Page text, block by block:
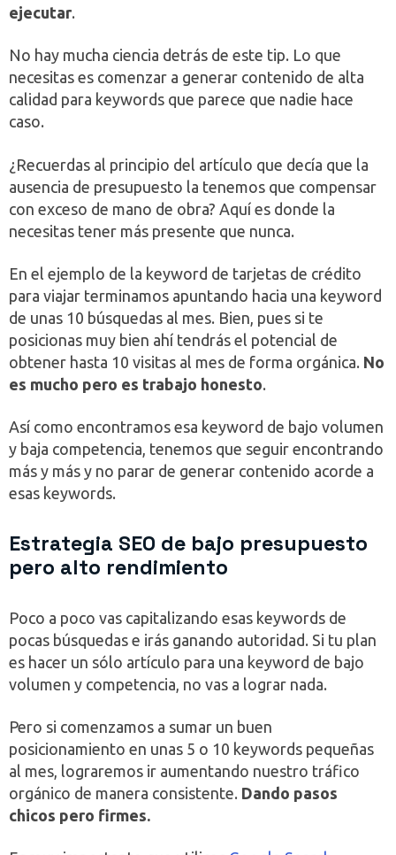
ejecutar.
No hay mucha ciencia detrás de este tip. Lo que
necesitas es comenzar a generar contenido de alta
calidad para keywords que parece que nadie hace
caso.
¿Recuerdas al principio del artículo que decía que la
ausencia de presupuesto la tenemos que compensar
con exceso de mano de obra? Aquí es donde la
necesitas tener más presente que nunca.
En el ejemplo de la keyword de tarjetas de crédito
para viajar terminamos apuntando hacia una keyword
de unas 10 búsquedas al mes. Bien, pues si te
posicionas muy bien ahí tendrás el potencial de
obtener hasta 10 visitas al mes de forma orgánica. No
es mucho pero es trabajo honesto.
Así como encontramos esa keyword de bajo volumen
y baja competencia, tenemos que seguir encontrando
más y más y no parar de generar contenido acorde a
esas keywords.
Estrategia SEO de bajo presupuesto
pero alto rendimiento
Poco a poco vas capitalizando esas keywords de
pocas búsquedas e irás ganando autoridad. Si tu plan
es hacer un sólo artículo para una keyword de bajo
volumen y competencia, no vas a lograr nada.
Pero si comenzamos a sumar un buen
posicionamiento en unas 5 o 10 keywords pequeñas
al mes, lograremos ir aumentando nuestro tráfico
orgánico de manera consistente. Dando pasos
chicos pero firmes.